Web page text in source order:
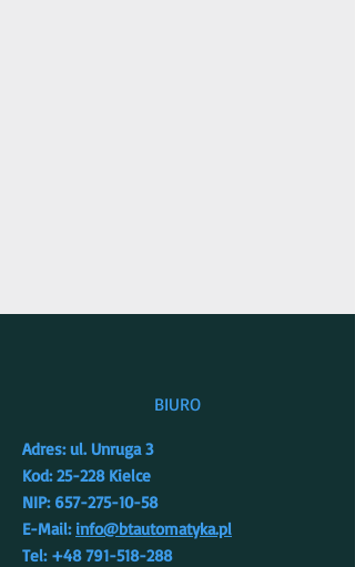
BIURO
Adres: ul. Unruga 3
Kod: 25-228 Kielce
NIP: 657-275-10-58
E-Mail: info@btautomatyka.pl
Tel: +48 791-518-288